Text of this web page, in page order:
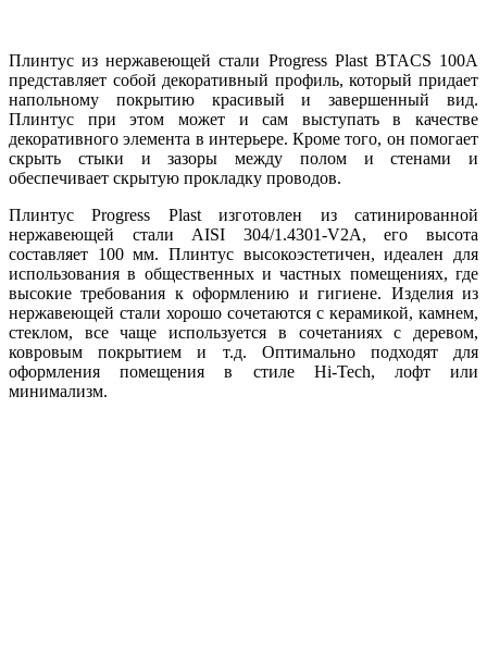
Плинтус из нержавеющей стали Progress Plast BTACS 100А
представляет собой декоративный профиль, который придает
напольному покрытию красивый и завершенный вид.
Плинтус при этом может и сам выступать в качестве
декоративного элемента в интерьере. Кроме того, он помогает
скрыть стыки и зазоры между полом и стенами и
обеспечивает скрытую прокладку проводов.
Плинтус Progress Plast изготовлен из сатинированной
нержавеющей стали AISI 304/1.4301-V2A, его высота
составляет 100 мм. Плинтус высокоэстетичен, идеален для
использования в общественных и частных помещениях, где
высокие требования к оформлению и гигиене. Изделия из
нержавеющей стали хорошо сочетаются с керамикой, камнем,
стеклом, все чаще используется в сочетаниях с деревом,
ковровым покрытием и т.д. Оптимально подходят для
оформления помещения в стиле Hi-Tech, лофт или
минимализм.